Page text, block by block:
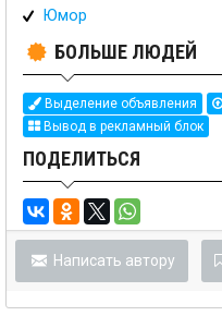
Юмор
БОЛЬШЕ ЛЮДЕЙ
Выделение объявления
Вывод в рекламный блок
ПОДЕЛИТЬСЯ
Написать автору